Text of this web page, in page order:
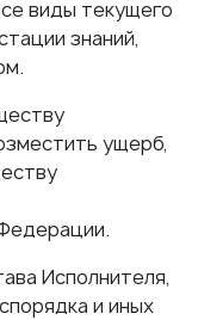
виды текущего
знаний,
ущерб,
Исполнителя,
и иных